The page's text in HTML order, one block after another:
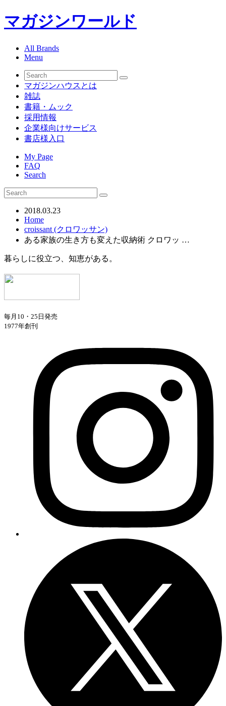
マガジンワールド
All Brands
Menu
マガジンハウスとは
雑誌
書籍・ムック
採用情報
企業様向けサービス
書店様入口
My Page
FAQ
Search
2018.03.23
Home
croissant (クロワッサン)
ある家族の生き方も変えた収納術 クロワッ …
暮らしに役立つ、知恵がある。
毎月10・25日発売
1977年創刊